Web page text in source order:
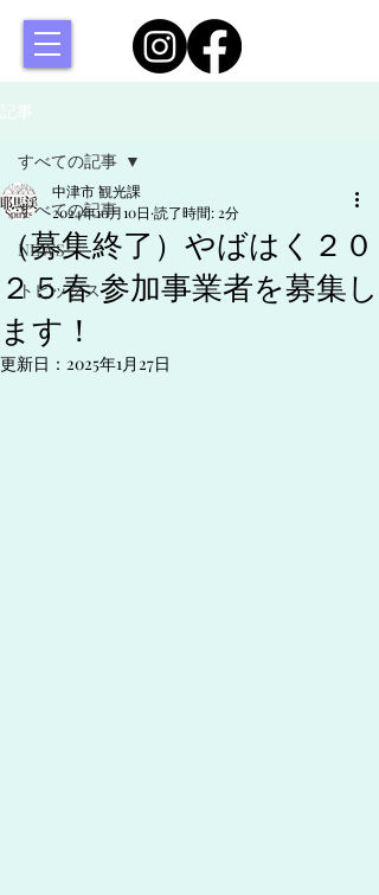
記事
すべての記事
NEWS
トピックス
すべての記事
（募集終了）やばはく２０
２５春 参加事業者を募集し
ます！
中津市 観光課
2024年10月10日 読了時間: 2分
更新日： 2025年1月27日